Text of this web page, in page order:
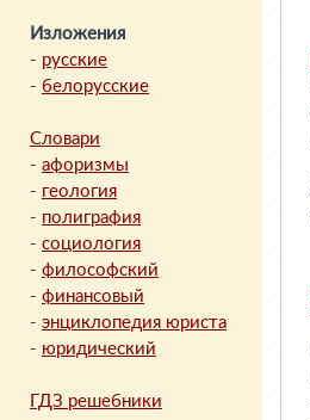
Изложения
- русские
- белорусские
Словари
- афоризмы
- геология
- полиграфия
- социология
- философский
- финансовый
- энциклопедия юриста
- юридический
ГДЗ решебники